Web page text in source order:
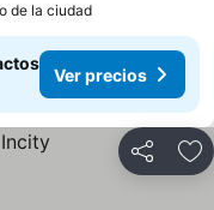
de la ciudad
Ver precios
Compartir